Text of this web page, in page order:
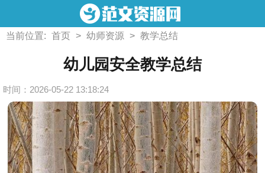
当前位置: 首页 > 幼师资源 > 教学总结
幼儿园安全教学总结
时间：2026-05-22 13:18:24